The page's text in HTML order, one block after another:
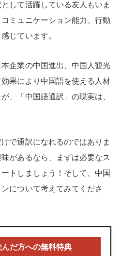
して活躍している友人もいま
ミュニケーション能力、行動
じています。
企業の中国進出、中国人観光
果により中国語を使える人材
、「中国語通訳」の現実は、
で通訳になれるのではありま
があるなら、まずは必要なス
トしましょう！そして、中国
について考えてみてくださ
んだ方への無料特典